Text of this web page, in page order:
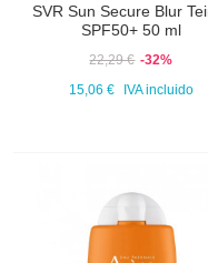
SVR Sun Secure Blur
SPF50+ 50 ml
22,29 € -32%
15,06 €
IVA incluido